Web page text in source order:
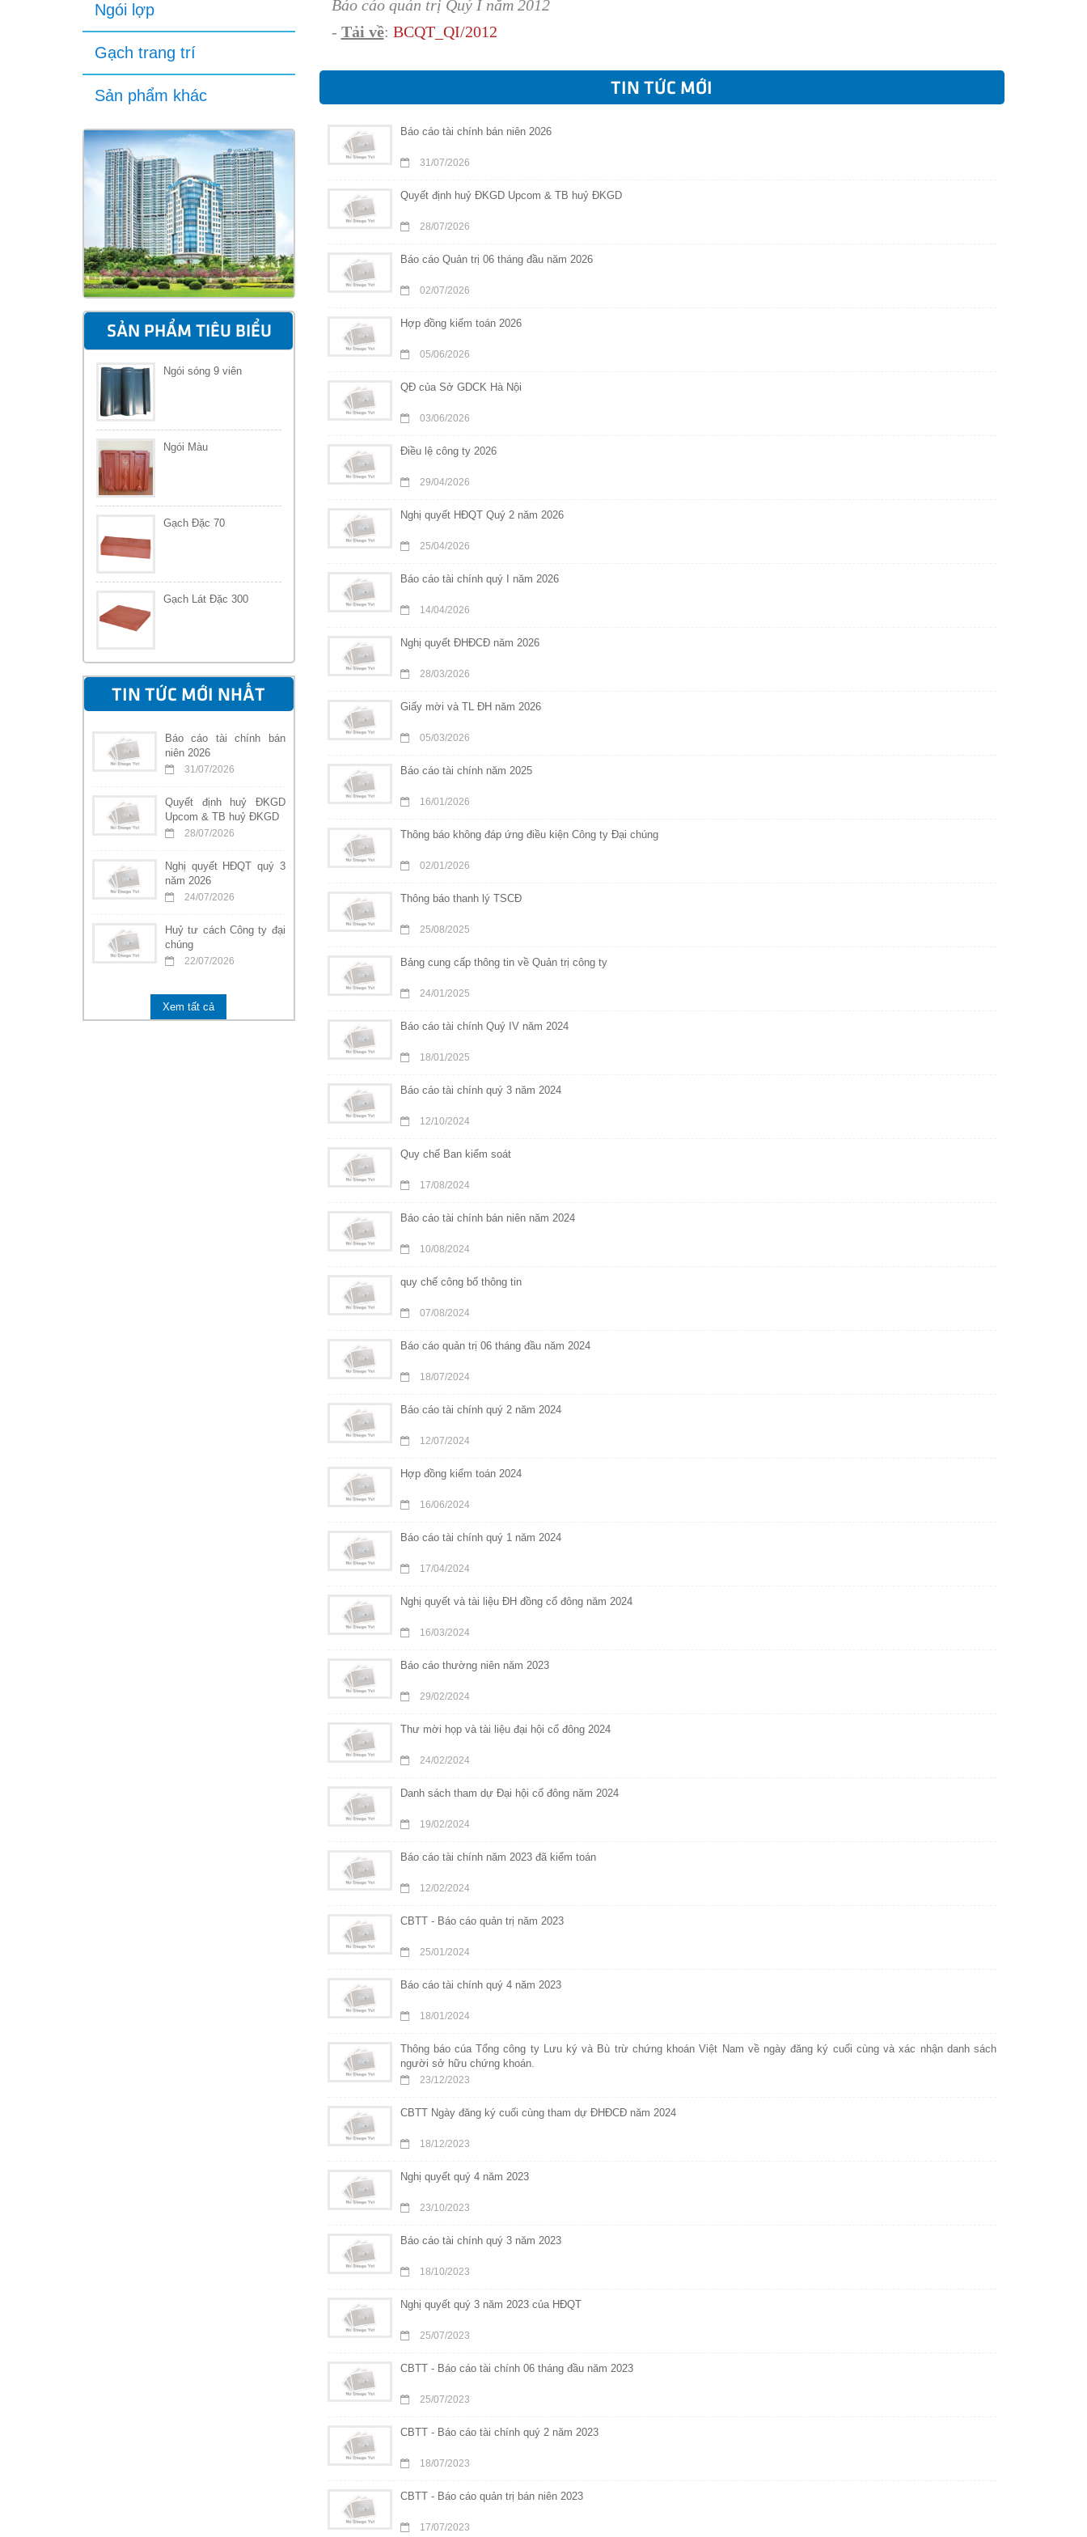
Ngói lợp
Gạch trang trí
Sản phẩm khác
SẢN PHẨM TIÊU BIỂU
Ngói sóng 9 viên
Ngói Màu
Gạch Đặc 70
Gạch Lát Đặc 300
TIN TỨC MỚI NHẤT
Báo cáo tài chính bán
niên 2026
31/07/2026
Quyết định huỷ ĐKGD
Upcom & TB huỷ ĐKGD
28/07/2026
Nghị quyết HĐQT quý 3
năm 2026
24/07/2026
Huỷ tư cách Công ty đại
chúng
22/07/2026
Xem tất cả
Báo cáo quản trị Quý I năm 2012
- Tải về: BCQT_ QI/2012
TIN TỨC MỚI
Báo cáo tài chính bán niên 2026
31/07/2026
Quyết định huỷ ĐKGD Upcom & TB huỷ ĐKGD
28/07/2026
Báo cáo Quản trị 06 tháng đầu năm 2026
02/07/2026
Hợp đồng kiểm toán 2026
05/06/2026
QĐ của Sở GDCK Hà Nội
03/06/2026
Điều lệ công ty 2026
29/04/2026
Nghị quyết HĐQT Quý 2 năm 2026
25/04/2026
Báo cáo tài chính quý I năm 2026
14/04/2026
Nghị quyết ĐHĐCĐ năm 2026
28/03/2026
Giấy mời và TL ĐH năm 2026
05/03/2026
Báo cáo tài chính năm 2025
16/01/2026
Thông báo không đáp ứng điều kiện Công ty Đại chúng
02/01/2026
Thông báo thanh lý TSCĐ
25/08/2025
Bảng cung cấp thông tin về Quản trị công ty
24/01/2025
Báo cáo tài chính Quý IV năm 2024
18/01/2025
Báo cáo tài chính quý 3 năm 2024
12/10/2024
Quy chế Ban kiểm soát
17/08/2024
Báo cáo tài chính bán niên năm 2024
10/08/2024
quy chế công bố thông tin
07/08/2024
Báo cáo quản trị 06 tháng đầu năm 2024
18/07/2024
Báo cáo tài chính quý 2 năm 2024
12/07/2024
Hợp đồng kiểm toán 2024
16/06/2024
Báo cáo tài chính quý 1 năm 2024
17/04/2024
Nghị quyết và tài liệu ĐH đồng cổ đông năm 2024
16/03/2024
Báo cáo thường niên năm 2023
29/02/2024
Thư mời họp và tài liệu đại hội cổ đông 2024
24/02/2024
Danh sách tham dự Đại hội cổ đông năm 2024
19/02/2024
Báo cáo tài chính năm 2023 đã kiểm toán
12/02/2024
CBTT - Báo cáo quản trị năm 2023
25/01/2024
Báo cáo tài chính quý 4 năm 2023
18/01/2024
Thông báo cúa Tổng công ty Lưu ký và Bù trừ chứng khoán Việt Nam về ngày đăng ký cuối cùng và xác nhận danh sách
người sở hữu chứng khoán.
23/12/2023
CBTT Ngày đăng ký cuối cùng tham dự ĐHĐCĐ năm 2024
18/12/2023
Nghị quyết quý 4 năm 2023
23/10/2023
Báo cáo tài chính quý 3 năm 2023
18/10/2023
Nghị quyết quý 3 năm 2023 của HĐQT
25/07/2023
CBTT - Báo cáo tài chính 06 tháng đầu năm 2023
25/07/2023
CBTT - Báo cáo tài chính quý 2 năm 2023
18/07/2023
CBTT - Báo cáo quản trị bán niên 2023
17/07/2023